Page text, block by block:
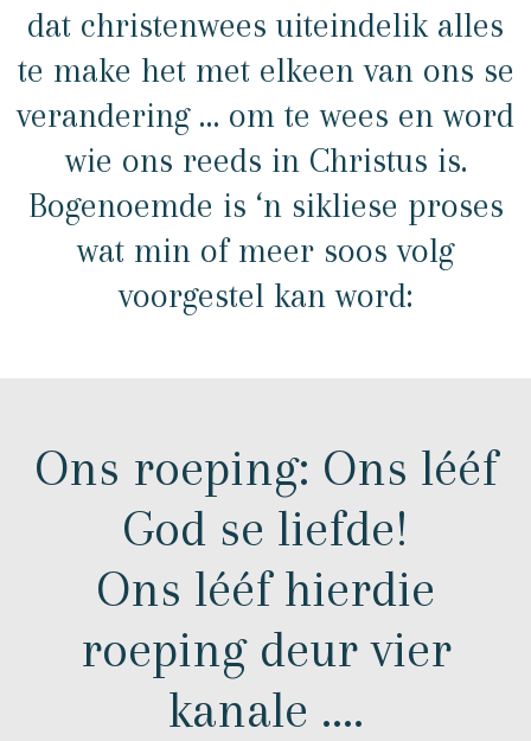
dat christenwees uiteindelik alles
te make het met elkeen van ons se
verandering … om te wees en word
wie ons reeds in Christus is.
Bogenoemde is ‘n sikliese proses
wat min of meer soos volg
voorgestel kan word:
Ons roeping: Ons lééf
God se liefde!
Ons lééf hierdie
roeping deur vier
kanale ….